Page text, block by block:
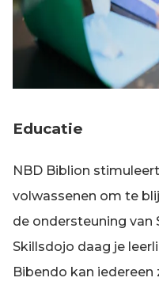
Educatie
NBD Biblion
volwassenen om te
de ondersteuning van
Skillsdojo daag je
Bibendo kan